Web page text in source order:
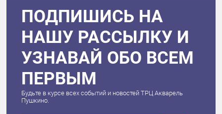
ПОДПИШИСЬ НА
НАШУ РАССЫЛКУ И
УЗНАВАЙ ОБО ВСЕМ
ПЕРВЫМ
Будьте в курсе всех событий и новостей ТРЦ Акварель
Пушкино.